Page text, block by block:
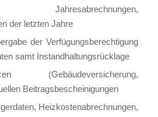
Jahresabrechnungen,
der letzten Jahre
der Verfügungsberechtigung
samt Instandhaltungsrücklage
(Gebäudeversicherung,
Beitragsbescheinigungen
Heizkostenabrechnungen,